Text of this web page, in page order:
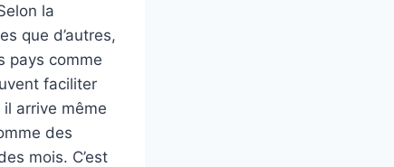
la
que d’autres,
pays comme
faciliter
arrive même
des
mois. C’est